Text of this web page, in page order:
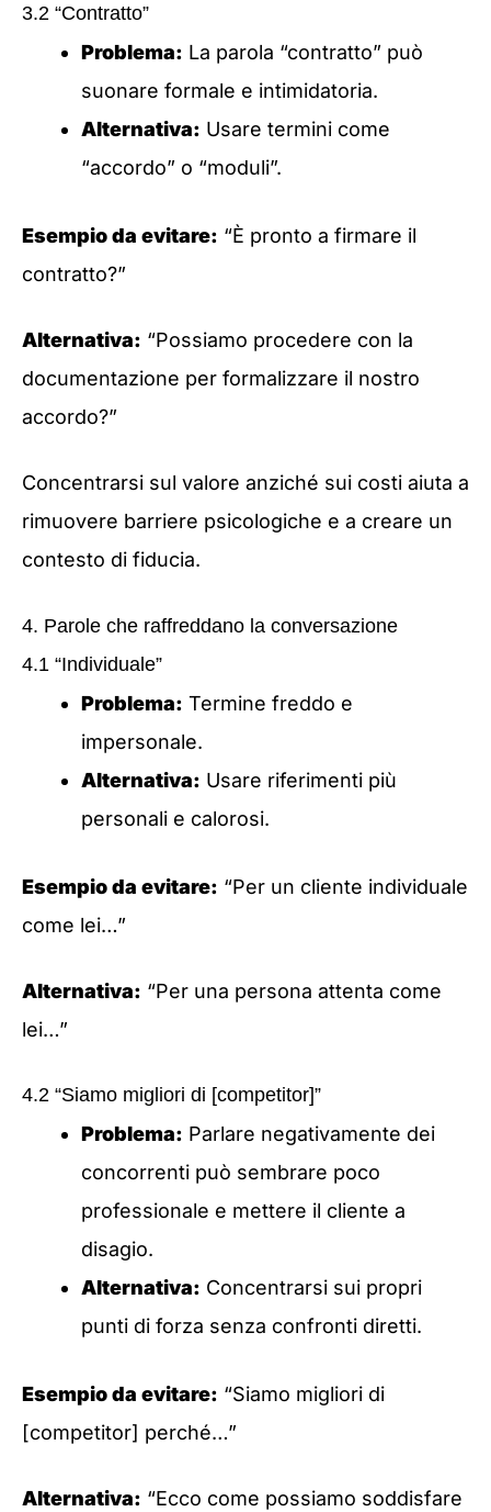
3.2 “Contratto”
Problema: La parola “contratto” può
suonare formale e intimidatoria.
Alternativa: Usare termini come
“accordo” o “moduli”.
Esempio da evitare: “È pronto a firmare il
contratto?”
Alternativa: “Possiamo procedere con la
documentazione per formalizzare il nostro
accordo?”
Concentrarsi sul valore anziché sui costi aiuta a
rimuovere barriere psicologiche e a creare un
contesto di fiducia.
4. Parole che raffreddano la conversazione
4.1 “Individuale”
Problema: Termine freddo e
impersonale.
Alternativa: Usare riferimenti più
personali e calorosi.
Esempio da evitare: “Per un cliente individuale
come lei…”
Alternativa: “Per una persona attenta come
lei…”
4.2 “Siamo migliori di [competitor]”
Problema: Parlare negativamente dei
concorrenti può sembrare poco
professionale e mettere il cliente a
disagio.
Alternativa: Concentrarsi sui propri
punti di forza senza confronti diretti.
Esempio da evitare: “Siamo migliori di
[competitor] perché…”
Alternativa: “Ecco come possiamo soddisfare